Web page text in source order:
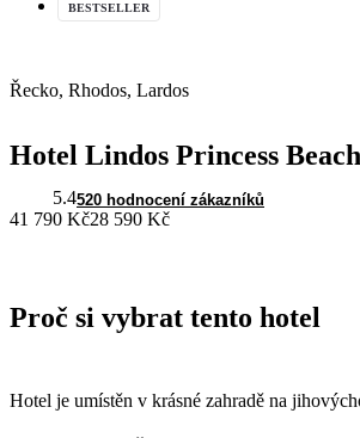
BESTSELLER
Řecko, Rhodos, Lardos
Hotel Lindos Princess Beach
5.4520 hodnocení zákazníků
41 790 Kč28 590 Kč
Proč si vybrat tento hotel
Hotel je umístěn v krásné zahradě na